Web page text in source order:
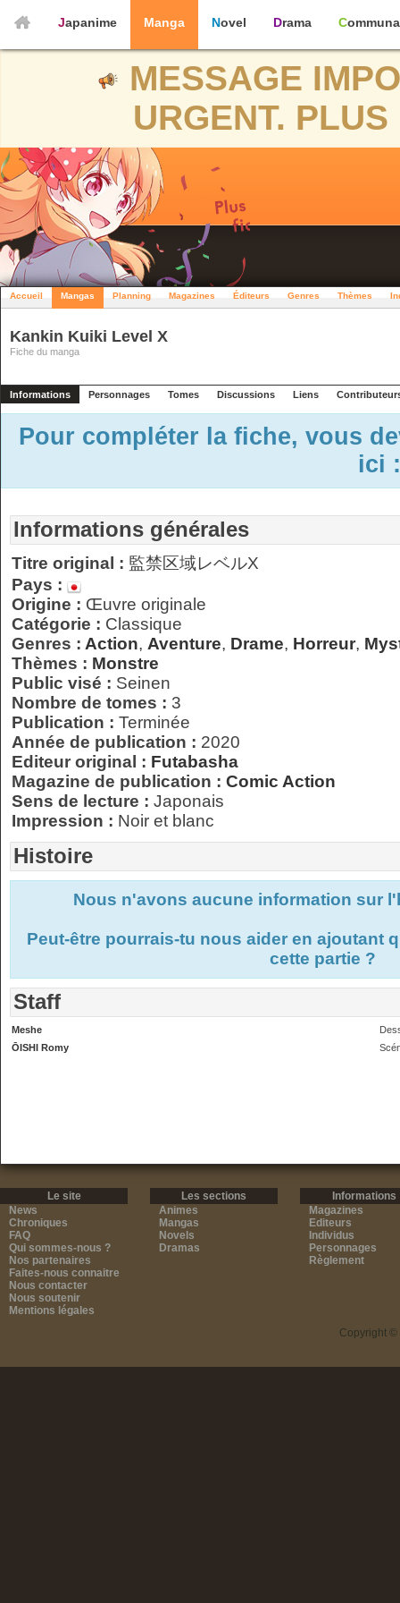
Japanime Manga Novel Drama
MESSAGE
URGENT.
Accueil Mangas Planning Magazines Éditeurs Genres Thèmes
Kankin Kuiki Level X
Fiche du manga
Informations Personnages Tomes Discussions Liens
Pour compléter la fiche, vous
ici
Informations générales
Titre original : 監禁区域レベルX
Pays :
Origine : Œuvre originale
Catégorie : Classique
Genres : Action, Aventure, Drame, Horreur,
Thèmes : Monstre
Public visé : Seinen
Nombre de tomes : 3
Publication : Terminée
Année de publication : 2020
Editeur original : Futabasha
Magazine de publication : Comic Action
Sens de lecture : Japonais
Impression : Noir et blanc
Histoire
Nous n'avons aucune information sur
Peut-être pourrais-tu nous aider en ajoutant
cette partie ?
Staff
Meshe
ŌISHI Romy
Le site
News
Chroniques
FAQ
Qui sommes-nous ?
Nos partenaires
Faites-nous connaitre
Nous contacter
Nous soutenir
Mentions légales
Les sections
Animes
Mangas
Novels
Dramas
Informations
Magazines
Editeurs
Individus
Personnages
Règlement
Copyright ©